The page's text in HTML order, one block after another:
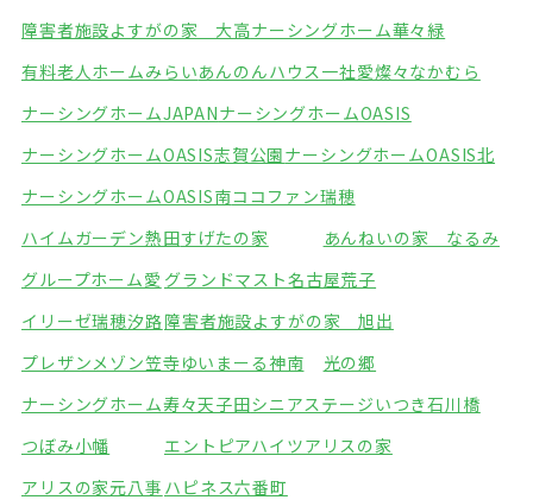
障害者施設よすがの家 大高ナーシングホーム華々緑
有料老人ホームみらいあんのんハウス一社愛燦々なかむら
ナーシングホームJAPANナーシングホームOASIS
ナーシングホームOASIS志賀公園ナーシングホームOASIS北
ナーシングホームOASIS南ココファン瑞穂
ハイムガーデン熱田すげたの家
あんねいの家 なるみ
グループホーム愛 グランドマスト名古屋荒子
イリーゼ瑞穂汐路障害者施設よすがの家 旭出
プレザンメゾン笠寺ゆいまーる神南
光の郷
ナーシングホーム寿々天子田シニアステージいつき石川橋
つぼみ小幡
エントピアハイツアリスの家
アリスの家元八事 ハピネス六番町